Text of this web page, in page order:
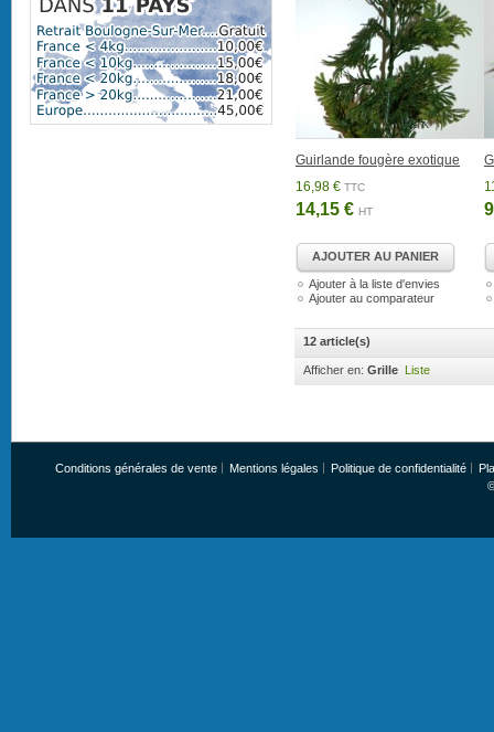
Guirlande fougère exotique
16,98 € TTC
14,15 € HT
AJOUTER AU PANIER
Ajouter à la liste d'envies
Ajouter au comparateur
12 article(s)
Afficher en: Grille Liste
Conditions générales de vente Mentions légales Politique de confidentialité